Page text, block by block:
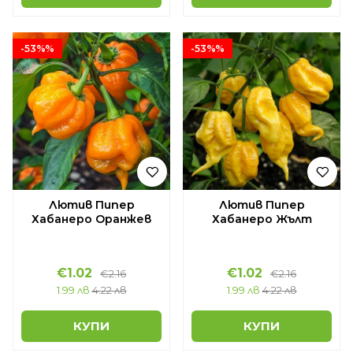
-53%%
Лютив Пипер
Хабанеро Оранжев
€1.02
€2.16
1.99 лв 4.22 лв
КУПИ
-53%%
Лютив Пипер
Хабанеро Жълт
€1.02
€2.16
1.99 лв 4.22 лв
КУПИ